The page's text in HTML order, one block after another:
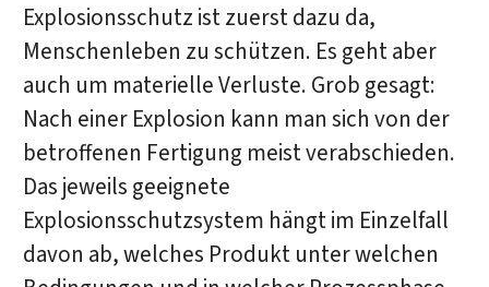
Explosionsschutz ist zuerst dazu da,
Menschenleben zu schützen. Es geht aber
auch um materielle Verluste. Grob gesagt:
Nach einer Explosion kann man sich von der
betroffenen Fertigung meist verabschieden.
Das jeweils geeignete
Explosionsschutzsystem hängt im Einzelfall
davon ab, welches Produkt unter welchen